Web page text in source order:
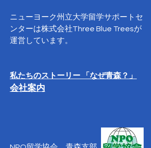
ニューヨーク州立大学留学サポートセ
ンターは株式会社Three Blue Treesが
運営しています。
私たちのストーリー 「なぜ青森？」
会社案内